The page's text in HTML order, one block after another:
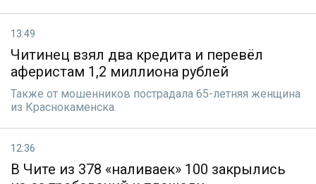
13:49
Читинец взял два кредита и перевёл
аферистам 1,2 миллиона рублей
Также от мошенников пострадала 65-летняя женщина
из Краснокаменска.
12:36
В Чите из 378 «наливаек» 100 закрылись